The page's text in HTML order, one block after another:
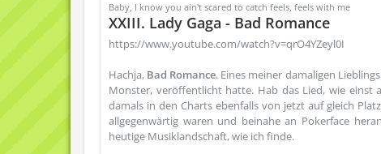
Baby, I know you ain't scared to catch feels, feels with me
XXIII. Lady Gaga - Bad Romance
https://www.youtube.com/watch?v=qrO4YZeyl0I
Hachja, Bad Romance. Eines meiner damaligen
Monster, veröffentlicht hatte. Hab das Lied, wie
damals in den Charts ebenfalls von jetzt auf gleich
allgegenwärtig waren und beinahe an Pokerface
heutige Musiklandschaft, wie ich finde.